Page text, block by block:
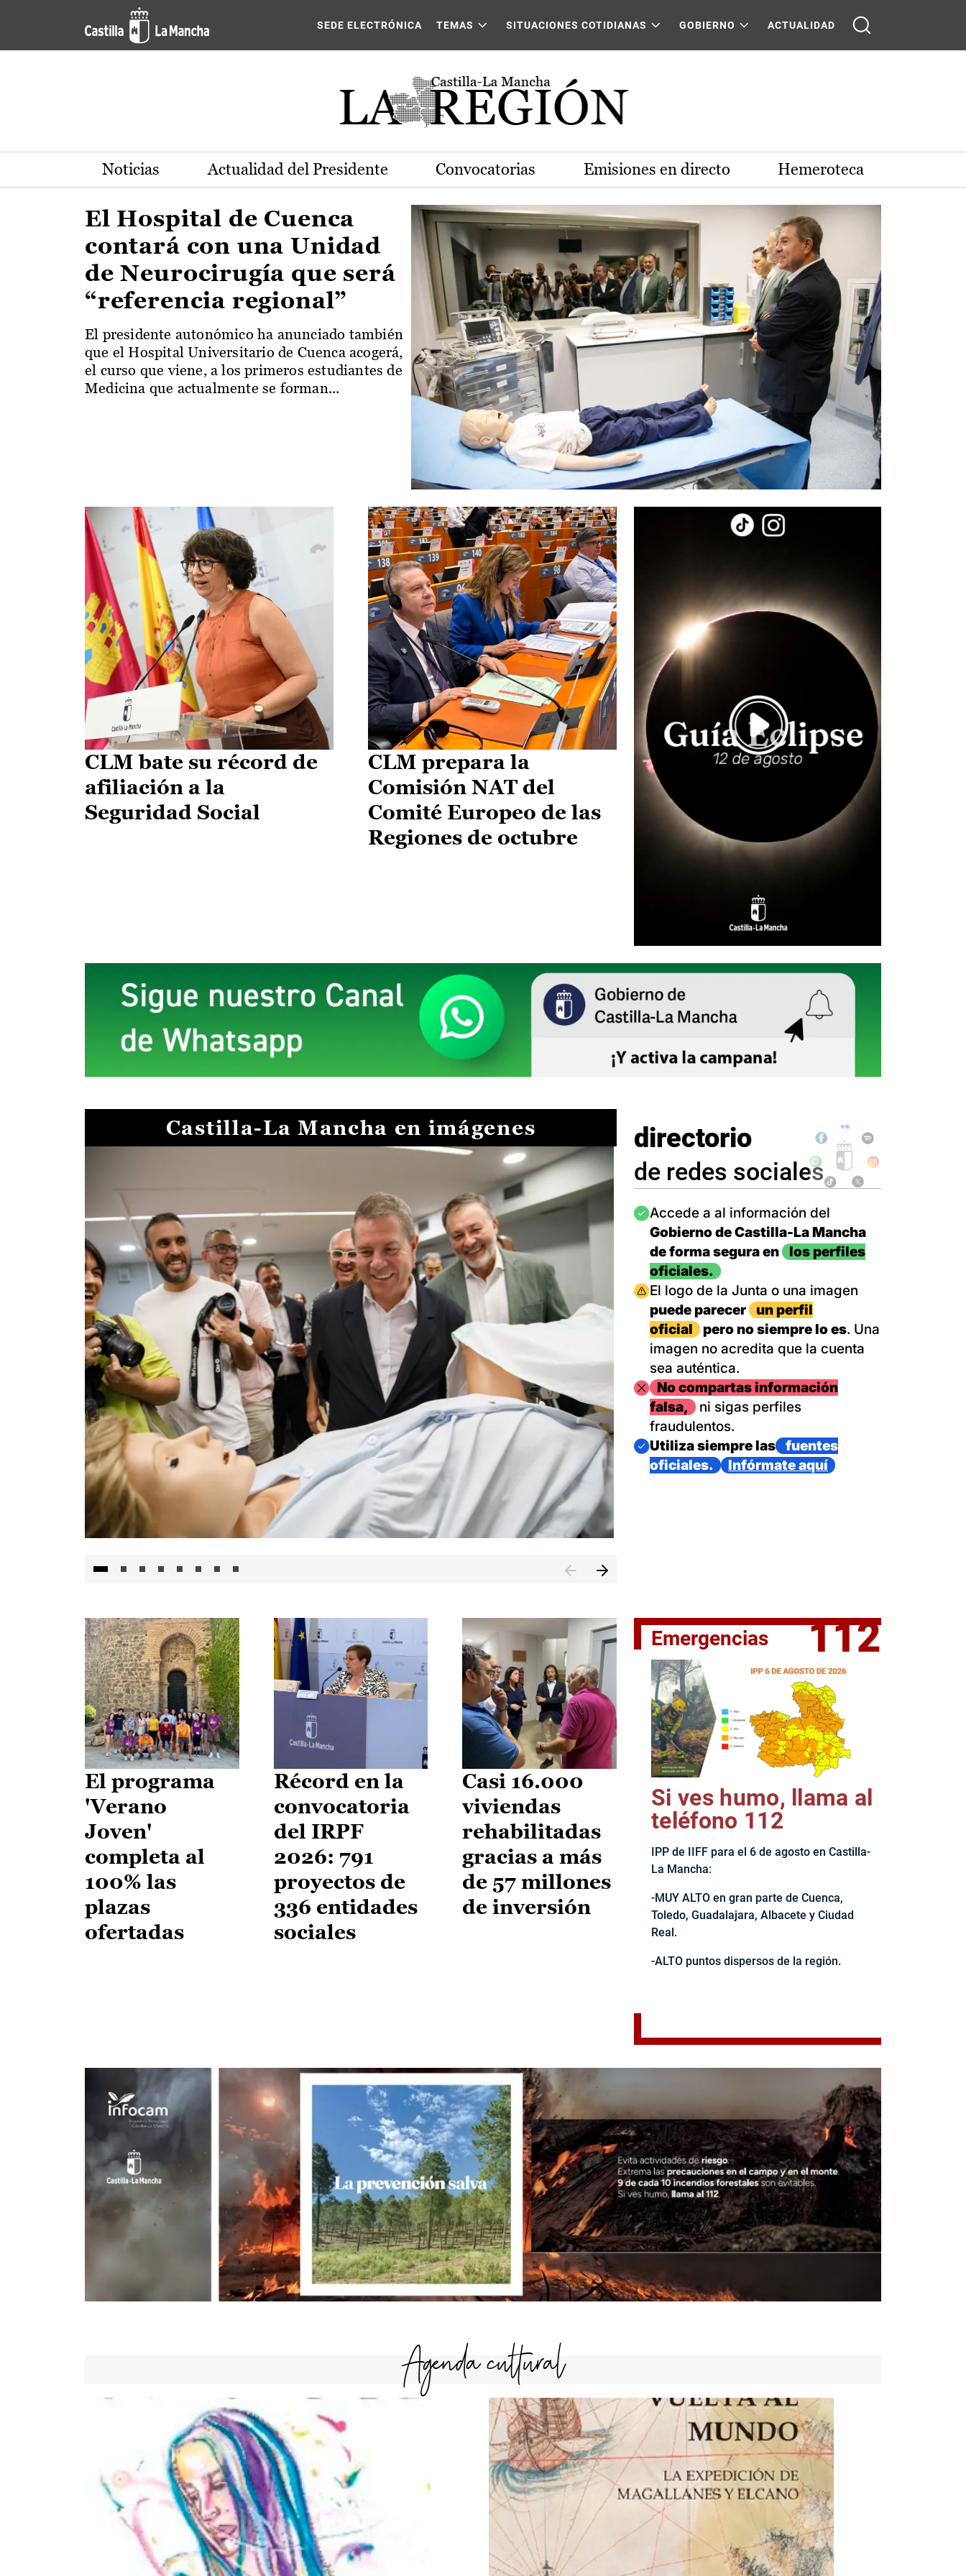
Pasar al contenido principal
Actualidad de la región de Castilla-La Mancha
SEDE ELECTRÓNICA TEMAS SITUACIONES COTIDIANAS GOBIERNO ACTUALIDAD
Noticias Actualidad del Presidente Convocatorias Emisiones en directo Hemeroteca
El Hospital de Cuenca
contará con una Unidad
de Neurocirugía que será
“referencia regional”
El presidente autonómico ha anunciado también
que el Hospital Universitario de Cuenca acogerá,
el curso que viene, a los primeros estudiantes de
Medicina que actualmente se forman...
CLM bate su récord de
afiliación a la
Seguridad Social
CLM prepara la
Comisión NAT del
Comité Europeo de las
Regiones de octubre
Castilla-La Mancha en imágenes
El jefe del Ejecutivo castellanomanchego, Emiliano García-
directorio
de redes sociales
Imagen
Accede a al información del
Gobierno de Castilla-La Mancha
de forma segura en
los perfiles
oficiales.
Imagen
El logo de la Junta o una imagen
puede parecer
un perfil
oficial
pero no siempre lo es. Una
imagen no acredita que la cuenta
sea auténtica.
ImagenNo compartas información
falsa,
ni sigas perfiles
fraudulentos.
Imagen
Utiliza siempre las
fuentes
oficiales.
Infórmate aquí
El programa
'Verano
Joven'
completa al
100% las
plazas
ofertadas
Récord en la
convocatoria
del IRPF
2026: 791
proyectos de
336 entidades
sociales
Casi 16.000
viviendas
rehabilitadas
gracias a más
de 57 millones
de inversión
Emergencias 112
Si ves humo, llama al
teléfono 112
IPP de IIFF para el 6 de agosto en Castilla-
La Mancha:
-MUY ALTO en gran parte de Cuenca,
Toledo, Guadalajara, Albacete y Ciudad
Real.
-ALTO puntos dispersos de la región.
Agenda cultural